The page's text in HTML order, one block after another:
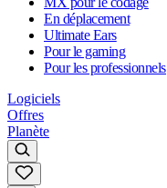
En déplacement
Ultimate Ears
Pour le gaming
Pour les professionnels
Logiciels
Offres
Planète